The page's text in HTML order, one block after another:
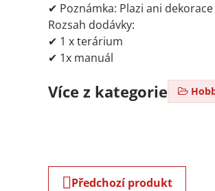
✔ Poznámka: Plazi ani
Rozsah dodávky:
✔ 1 x terárium
✔ 1x manuál
Více z kategorie
Předchozí produkt